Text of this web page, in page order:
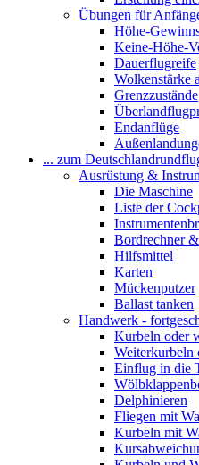
Übungen für
Höhe-
Keine-Höhe-
Dauerflugreife
Wolkenstärke
Grenzzustände
Endanflüge
... zum
Ausrüstung &
Die Maschine
Liste der
Bordrechner
Hilfsmittel
Karten
Mückenputzer
Ballast tanken
Handwerk -
Kurbeln oder
Weiterkurbeln
Einflug in die
Delphinieren
Fliegen mit
Kurbeln mit